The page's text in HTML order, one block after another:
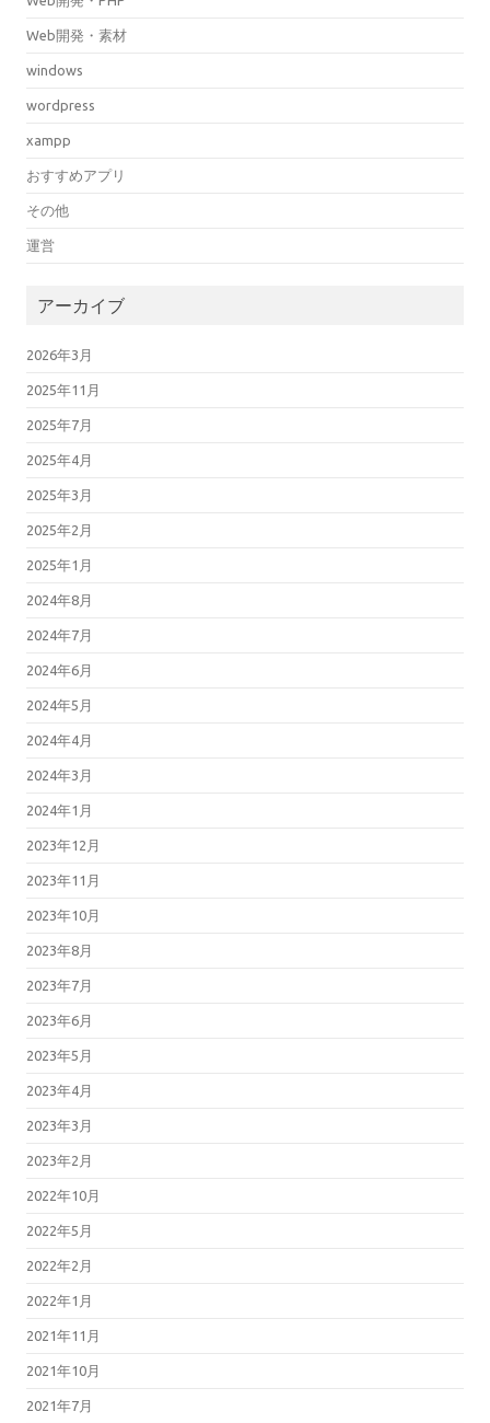
Web開発・素材
windows
wordpress
xampp
おすすめアプリ
その他
運営
アーカイブ
2026年3月
2025年11月
2025年7月
2025年4月
2025年3月
2025年2月
2025年1月
2024年8月
2024年7月
2024年6月
2024年5月
2024年4月
2024年3月
2024年1月
2023年12月
2023年11月
2023年10月
2023年8月
2023年7月
2023年6月
2023年5月
2023年4月
2023年3月
2023年2月
2022年10月
2022年5月
2022年2月
2022年1月
2021年11月
2021年10月
2021年7月